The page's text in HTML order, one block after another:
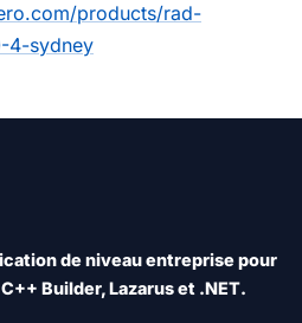
products/rad-
4-sydney
de niveau entreprise pour
Builder, Lazarus et .NET.